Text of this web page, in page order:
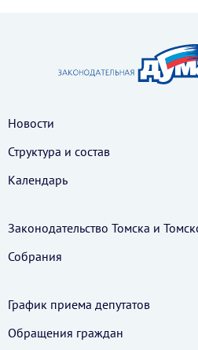
Новости
Структура и состав
Календарь
Законодательство Томска и
Собрания
График приема депутатов
Обращения граждан